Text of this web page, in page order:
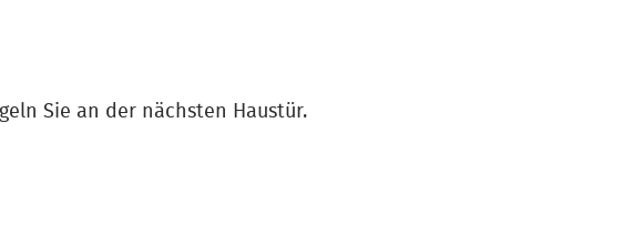
Sie an der nächsten Haustür.